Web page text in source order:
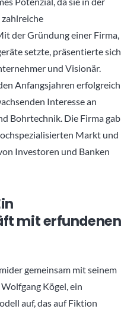
der Gründung einer Firma,
setzte, präsentierte sich
und Visionär.
Anfangsjahren erfolgreich
Interesse an
Bohrtechnik. Die Firma gab
Markt und
Investoren und Banken
mit erfundenen
gemeinsam mit seinem
Kögel, ein
auf, das auf Fiktion